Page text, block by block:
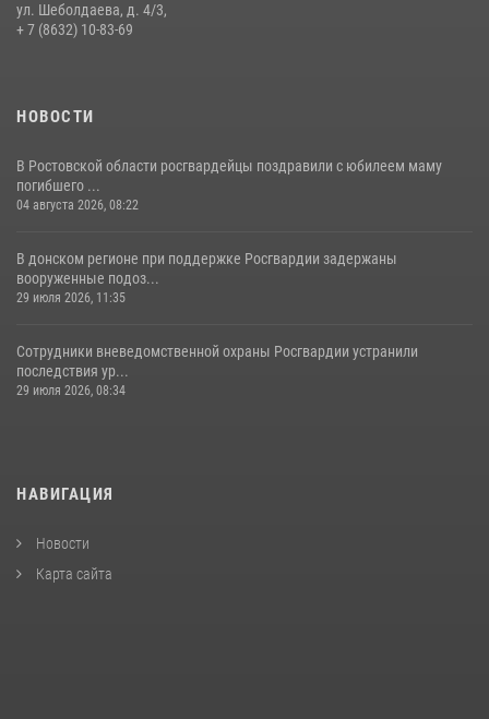
28 июля 2026, 12:46
ул. Шеболдаева, д. 4/3,
+ 7 (8632) 10-83-69
НОВОСТИ
В Ростовской области росгвардейцы поздравили с юбилеем маму
погибшего ...
04 августа 2026, 08:22
В донском регионе при поддержке Росгвардии задержаны
вооруженные подоз...
29 июля 2026, 11:35
Сотрудники вневедомственной охраны Росгвардии устранили
последствия ур...
29 июля 2026, 08:34
НАВИГАЦИЯ
Новости
Карта сайта